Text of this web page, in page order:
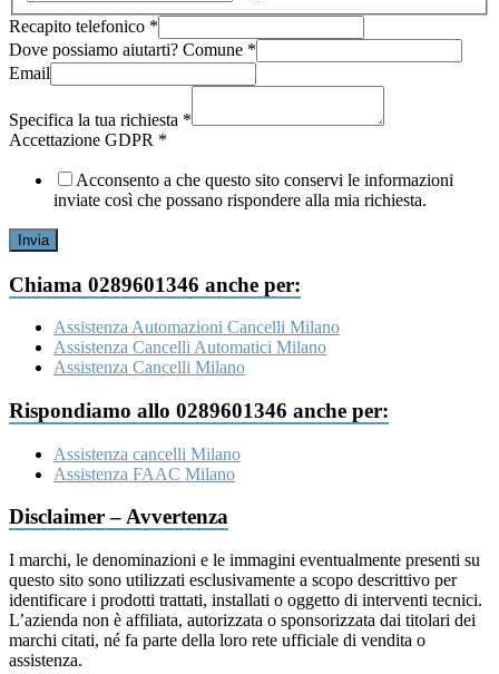
Recapito telefonico *
Dove possiamo aiutarti? Comune *
Email
Specifica la tua richiesta *
Accettazione GDPR *
Acconsento a che questo sito conservi le informazioni
inviate così che possano rispondere alla mia richiesta.
Invia
Chiama 0289601346 anche per:
Assistenza Automazioni Cancelli Milano
Assistenza Cancelli Automatici Milano
Assistenza Cancelli Milano
Rispondiamo allo 0289601346 anche per:
Assistenza cancelli Milano
Assistenza FAAC Milano
Disclaimer – Avvertenza
I marchi, le denominazioni e le immagini eventualmente presenti su
questo sito sono utilizzati esclusivamente a scopo descrittivo per
identificare i prodotti trattati, installati o oggetto di interventi tecnici.
L’azienda non è affiliata, autorizzata o sponsorizzata dai titolari dei
marchi citati, né fa parte della loro rete ufficiale di vendita o
assistenza.